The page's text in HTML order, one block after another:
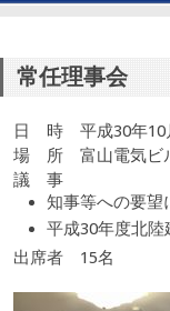
常任理事会
日 時 平成30年10
場 所 富山電気ビ
議 事
知事等への要望
平成30年度北
出席者 15名